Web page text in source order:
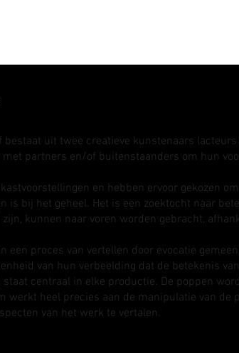
bestaat uit twee creatieve kunstenaars
partners en/of buitenstaanders om hun
en hebben ervoor gekozen
is bij het geheel. Het is een zoektocht naar
kunnen naar voren worden gebracht,
een proces van vertellen door evocatie
van hun verbeelding dat de betekenis
staat centraal in elke productie. De poppen
werkt heel precies aan de manipulatie van
van het werk te vertalen.